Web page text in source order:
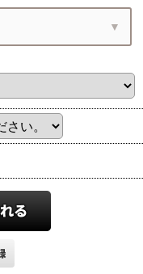
ングによって
サイズ感』が
24時間以降
お届け予定が